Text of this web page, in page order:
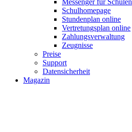
Schulhomepage
Stundenplan online
Vertretungsplan online
Zahlungsverwaltung
Zeugnisse
Preise
Support
Datensicherheit
Magazin